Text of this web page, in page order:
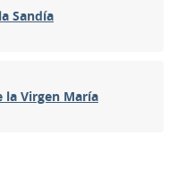
Sandía
la Virgen María